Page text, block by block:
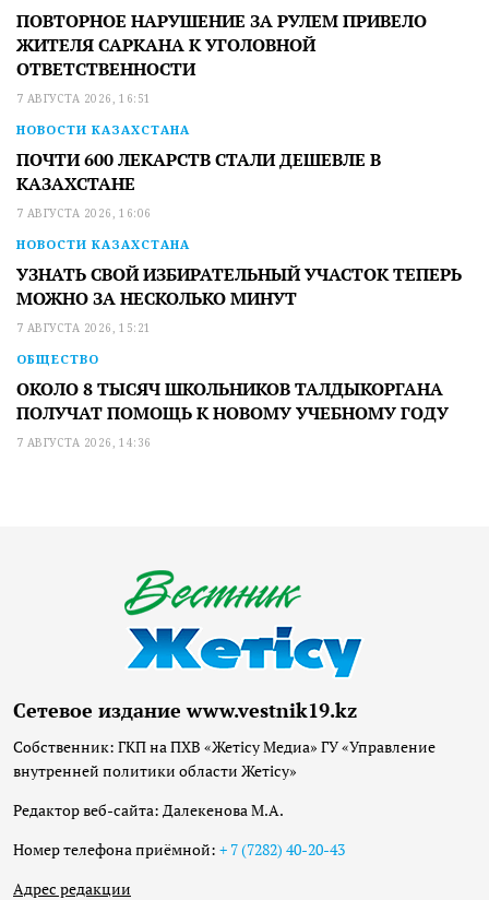
ПОВТОРНОЕ НАРУШЕНИЕ ЗА РУЛЕМ ПРИВЕЛО
ЖИТЕЛЯ САРКАНА К УГОЛОВНОЙ
ОТВЕТСТВЕННОСТИ
7 АВГУСТА 2026, 16:51
НОВОСТИ КАЗАХСТАНА
ПОЧТИ 600 ЛЕКАРСТВ СТАЛИ ДЕШЕВЛЕ В
КАЗАХСТАНЕ
7 АВГУСТА 2026, 16:06
НОВОСТИ КАЗАХСТАНА
УЗНАТЬ СВОЙ ИЗБИРАТЕЛЬНЫЙ УЧАСТОК ТЕПЕРЬ
МОЖНО ЗА НЕСКОЛЬКО МИНУТ
7 АВГУСТА 2026, 15:21
ОБЩЕСТВО
ОКОЛО 8 ТЫСЯЧ ШКОЛЬНИКОВ ТАЛДЫКОРГАНА
ПОЛУЧАТ ПОМОЩЬ К НОВОМУ УЧЕБНОМУ ГОДУ
7 АВГУСТА 2026, 14:36
Сетевое издание www.vestnik19.kz
Собственник: ГКП на ПХВ «Жетісу Медиа» ГУ «Управление
внутренней политики области Жетісу»
Редактор веб-сайта: Далекенова М.А.
Номер телефона приёмной: + 7 (7282) 40-20-43
Адрес редакции